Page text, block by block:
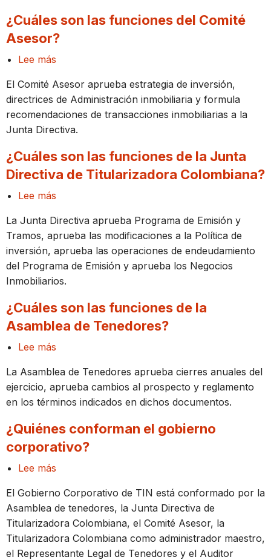
¿Cuáles son las funciones del Comité
Asesor?
Lee más
son
las
funciones
del
El Comité Asesor aprueba estrategia de inversión,
directrices de Administración inmobiliaria y formula
recomendaciones de transacciones inmobiliarias a la
Junta Directiva.
¿Cuáles son las funciones de la Junta
Directiva de Titularizadora Colombiana?
Lee más
son
las
funciones
de
la
de
La Junta Directiva aprueba Programa de Emisión y
Tramos, aprueba las modificaciones a la Política de
inversión, aprueba las operaciones de endeudamiento
del Programa de Emisión y aprueba los Negocios
Inmobiliarios.
¿Cuáles son las funciones de la
Asamblea de Tenedores?
Lee más
son
las
funciones
Asamblea
La Asamblea de Tenedores aprueba cierres anuales del
ejercicio, aprueba cambios al prospecto y reglamento
en los términos indicados en dichos documentos.
¿Quiénes conforman el gobierno
corporativo?
Lee más
conforman
el
gobierno
corporativo?
El Gobierno Corporativo de TIN está conformado por la
Asamblea de tenedores, la Junta Directiva de
Titularizadora Colombiana, el Comité Asesor, la
Titularizadora Colombiana como administrador maestro,
el Representante Legal de Tenedores y el Auditor